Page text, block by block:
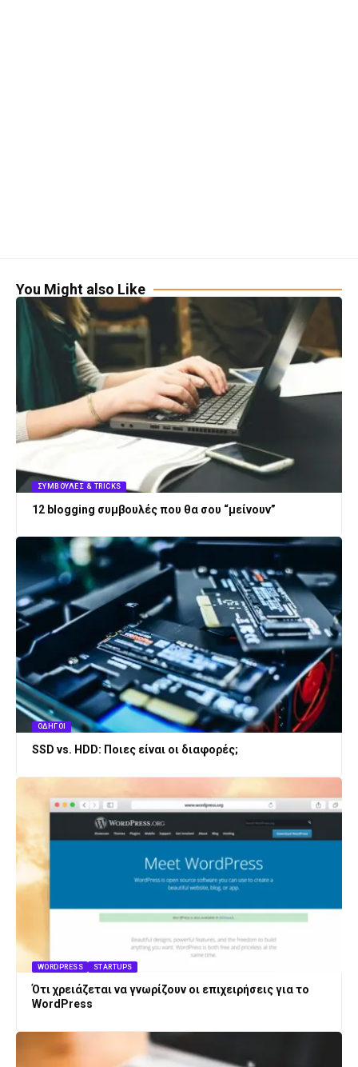
You Might also Like
ΣΥΜΒΟΥΛΈΣ & TRICKS
12 blogging συμβουλές που θα σου “μείνουν”
ΟΔΗΓΟΊ
SSD vs. HDD: Ποιες είναι οι διαφορές;
WORDPRESS STARTUPS
Ότι χρειάζεται να γνωρίζουν οι επιχειρήσεις για το
WordPress